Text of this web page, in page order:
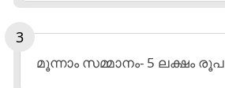
മൂന്നാം സമ്മാനം- 5 ലക്ഷം രൂപ